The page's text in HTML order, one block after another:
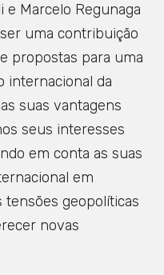
Marcelo Regunaga
uma contribuição
propostas para uma
internacional da
suas vantagens
seus interesses
em conta as suas
em
tensões geopolíticas
novas